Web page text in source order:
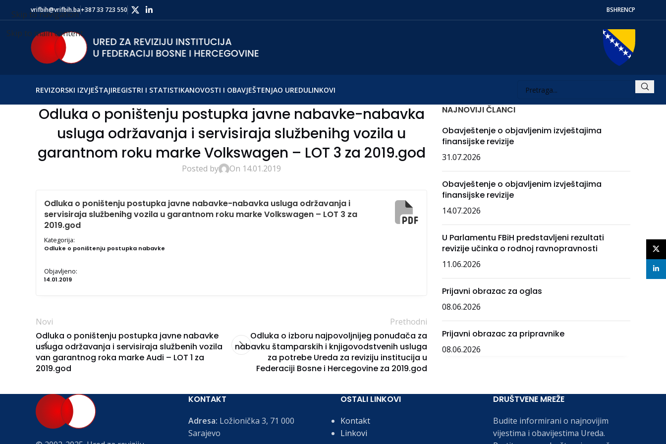
Skip to navigation
Skip to main content
vrifbih@vrifbih.ba+387 33 723 550 BSHRENСР
REVIZORSKI IZVJEŠTAJIREGISTRI I STATISTIKANOVOSTI I OBAVJEŠTENJAO UREDULINKOVI
Odluka o poništenju postupka javne nabavke-nabavka
usluga održavanja i servisiraja službenihg vozila u
garantnom roku marke Volkswagen – LOT 3 za 2019.god
Posted by On 14.01.2019
Odluka o poništenju postupka javne nabavke-nabavka usluga održavanja i
servisiraja službenihg vozila u garantnom roku marke Volkswagen – LOT 3 za
2019.god
Kategorija:
Odluke o poništenju postupka nabavke
Objavljeno:
14.01.2019
Novi
Odluka o poništenju postupka javne nabavke
usluga održavanja i servisiraja službenih vozila
van garantnog roka marke Audi – LOT 1 za
2019.god
Prethodni
Odluka o izboru najpovoljnijeg ponuđača za
nabavku štamparskih i knjigovodstvenih usluga
za potrebe Ureda za reviziju institucija u
Federaciji Bosne i Hercegovine za 2019.god
NAJNOVIJI ČLANCI
Obavještenje o objavljenim izvještajima
finansijske revizije
31.07.2026
Obavještenje o objavljenim izvještajima
finansijske revizije
14.07.2026
U Parlamentu FBiH predstavljeni rezultati
revizije učinka o rodnoj ravnopravnosti
11.06.2026
Prijavni obrazac za oglas
08.06.2026
Prijavni obrazac za pripravnike
08.06.2026
KONTAKT
Adresa: Ložionička 3, 71 000
Sarajevo
OSTALI LINKOVI
Kontakt
Linkovi
DRUŠTVENE MREŽE
Budite informirani o najnovijim
vijestima i obavijestima Ureda.